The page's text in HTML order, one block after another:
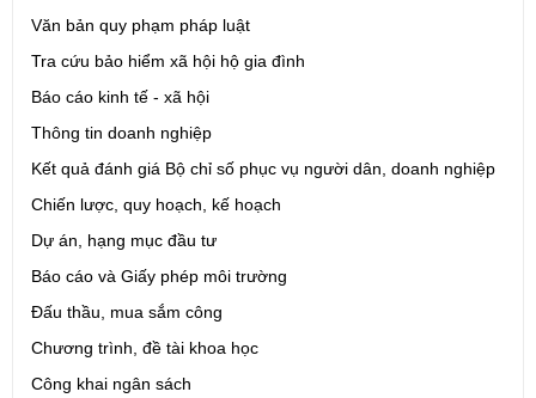
Số:1721/QĐ-UBND
Tên:(Quyết định Phê duyệt phương án đấu giá quyền sử dụng
đất đối với 04 thửa đất thương mại, dịch vụ năm 2026 trên địa
bàn tỉnh Lai Châu)
Ngày ban hành: (07/08/2026) -Ngày hiệu lực: (07/08/2026)
Số:6731/UBND-KTN
303/2026/NĐ-CP ngày 01/8/2026 của Chính phủ sửa đổi, bổ
sung một số điều của Nghị định số 32/2024/NĐ-CP ngày
Ngày ban hành: (06/08/2026)
Văn bản quy phạm pháp luật
Tra cứu bảo hiểm xã hội hộ gia đình
Báo cáo kinh tế - xã hội
Thông tin doanh nghiệp
Kết quả đánh giá Bộ chỉ số phục vụ người dân, doanh nghiệp
Chiến lược, quy hoạch, kế hoạch
Dự án, hạng mục đầu tư
Báo cáo và Giấy phép môi trường
Đấu thầu, mua sắm công
Chương trình, đề tài khoa học
Công khai ngân sách